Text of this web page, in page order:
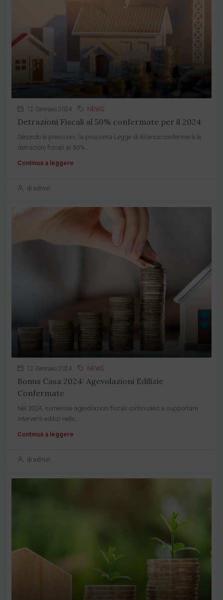
12 Gennaio 2024 NEWS
Detrazioni Fiscali al 50% confermate per il 2024
Secondo le previsioni, la prossima Legge di Bilancio confermerà le
detrazioni fiscali al 50%...
Continua a leggere
di admin
12 Gennaio 2024 NEWS
Bonus Casa 2024: Agevolazioni Edilizie
Confermate
Nel 2024, numerose agevolazioni fiscali continuano a supportare
interventi edilizi nelle...
Continua a leggere
di admin